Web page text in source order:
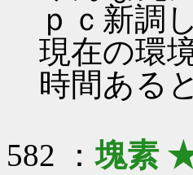
ｐｃ新調
現在の環
時間ある
582 ：塊素